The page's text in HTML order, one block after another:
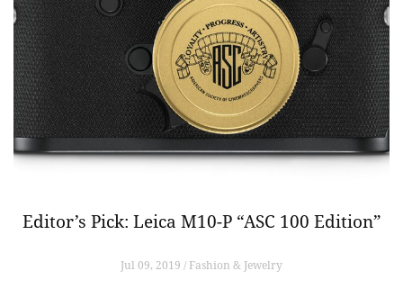
Editor’s Pick: Leica M10-P “ASC 100 Edition”
Jul 09, 2019 / Fashion & Jewelry